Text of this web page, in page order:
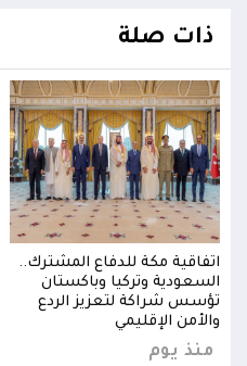
ذات صلة
اتفاقية مكة للدفاع المشترك..
السعودية وتركيا وباكستان
تؤسس شراكة لتعزيز الردع
والأمن الإقليمي
منذ يوم